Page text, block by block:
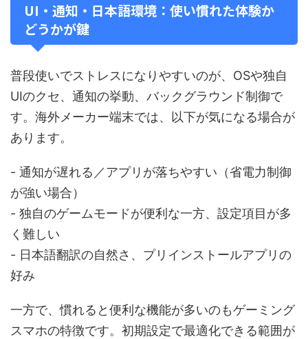
UI・通知・日本語環境：使い慣れた体験か
どうかが鍵
普段使いでストレスになりやすいのが、OSや独自
UIのクセ、通知の挙動、バックグラウンド制御で
す。海外メーカー端末では、以下が気になる場合が
あります。
- 通知が遅れる／アプリが落ちやすい（省電力制御
が強い場合）
- 独自のゲームモードが便利な一方、設定項目が多
く難しい
- 日本語翻訳の自然さ、プリインストールアプリの
好み
一方で、慣れると便利な機能が多いのもゲーミング
スマホの特徴です。初期設定で最適化できる範囲が